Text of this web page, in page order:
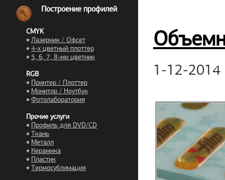
Построение профилей
CMYK
Лазерник / Офсет
4-х цветный плоттер
5, 6, 7, 8-ми цветник
RGB
Принтер / Плоттер
Монитор / Ноутбук
Фотолаборатория
Прочие услуги
Профиль для DVD/CD
Ткань
Металл
Керамика
Пластик
Термосублимация
1-12-2014